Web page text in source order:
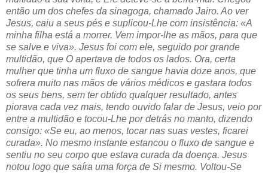
então um dos chefes da sinagoga, chamado Jairo. Ao ver
Jesus, caiu a seus pés e suplicou-Lhe com insistência: «A
minha filha está a morrer. Vem impor-lhe as mãos, para que
se salve e viva». Jesus foi com ele, seguido por grande
multidão, que O apertava de todos os lados. Ora, certa
mulher que tinha um fluxo de sangue havia doze anos, que
sofrera muito nas mãos de vários médicos e gastara todos
os seus bens, sem ter obtido qualquer resultado, antes
piorava cada vez mais, tendo ouvido falar de Jesus, veio por
entre a multidão e tocou-Lhe por detrás no manto, dizendo
consigo: «Se eu, ao menos, tocar nas suas vestes, ficarei
curada». No mesmo instante estancou o fluxo de sangue e
sentiu no seu corpo que estava curada da doença. Jesus
notou logo que saíra uma força de Si mesmo. Voltou-Se